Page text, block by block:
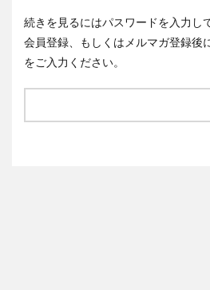
続きを見るにはパスワードを入力し
会員登録、もしくはメルマガ登録後
をご入力ください。